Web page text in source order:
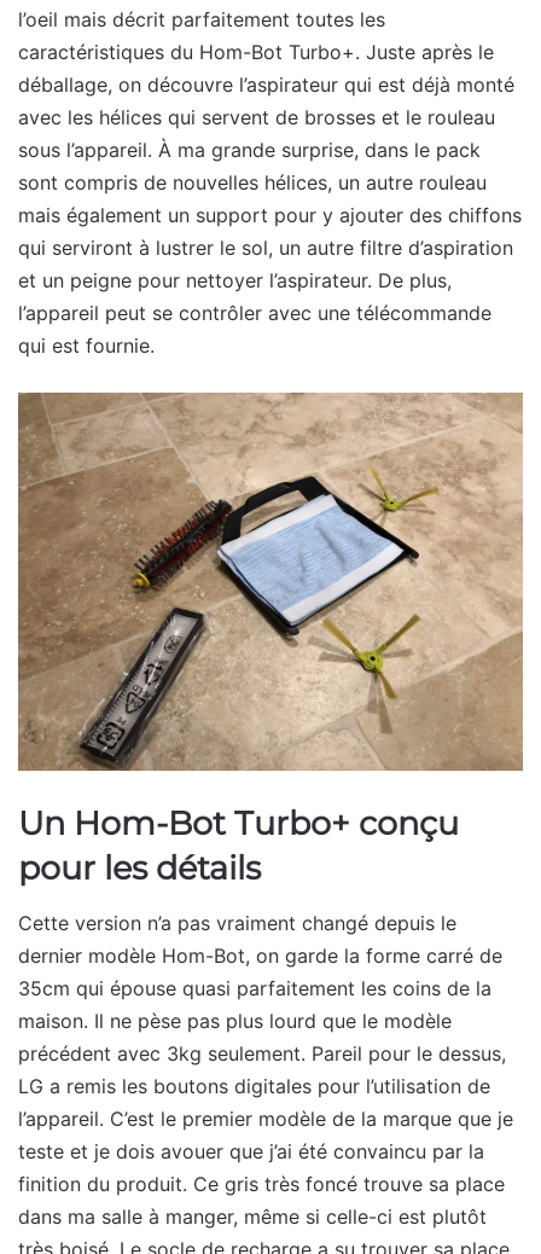
l’oeil mais décrit parfaitement toutes les
caractéristiques du Hom-Bot Turbo+. Juste après le
déballage, on découvre l’aspirateur qui est déjà monté
avec les hélices qui servent de brosses et le rouleau
sous l’appareil. À ma grande surprise, dans le pack
sont compris de nouvelles hélices, un autre rouleau
mais également un support pour y ajouter des chiffons
qui serviront à lustrer le sol, un autre filtre d’aspiration
et un peigne pour nettoyer l’aspirateur. De plus,
l’appareil peut se contrôler avec une télécommande
qui est fournie.
Un Hom-Bot Turbo+ conçu
pour les détails
Cette version n’a pas vraiment changé depuis le
dernier modèle Hom-Bot, on garde la forme carré de
35cm qui épouse quasi parfaitement les coins de la
maison. Il ne pèse pas plus lourd que le modèle
précédent avec 3kg seulement. Pareil pour le dessus,
LG a remis les boutons digitales pour l’utilisation de
l’appareil. C’est le premier modèle de la marque que je
teste et je dois avouer que j’ai été convaincu par la
finition du produit. Ce gris très foncé trouve sa place
dans ma salle à manger, même si celle-ci est plutôt
très boisé. Le socle de recharge a su trouver sa place